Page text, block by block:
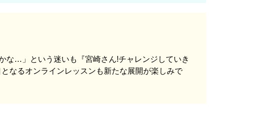
な…」という迷いも『宮崎さん!チャレンジしていき
なるオンラインレッスンも新たな展開が楽しみで